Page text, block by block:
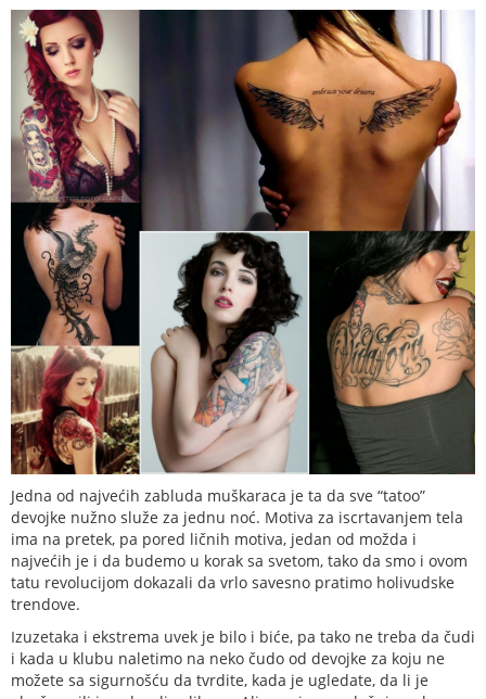
Jedna od najvećih zabluda muškaraca je ta da sve “tatoo”
devojke nužno služe za jednu noć. Motiva za iscrtavanjem tela
ima na pretek, pa pored ličnih motiva, jedan od možda i
najvećih je i da budemo u korak sa svetom, tako da smo i ovom
tatu revolucijom dokazali da vrlo savesno pratimo holivudske
trendove.
Izuzetaka i ekstrema uvek je bilo i biće, pa tako ne treba da čudi
i kada u klubu naletimo na neko čudo od devojke za koju ne
možete sa sigurnošću da tvrdite, kada je ugledate, da li je